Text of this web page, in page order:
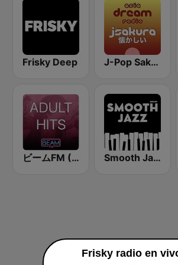
Frisky Deep J-Pop Sakura 懐かしい
ビームFM (Beam FM) - Adult Hits Smooth Jazz - Groov
Frisky radio en